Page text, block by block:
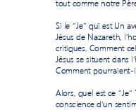
tout comme notre
Si le ‘’Je’’ qui est Un
Jésus de Nazareth,
critiques. Comment
Jésus se situent dans
Comment pourraient-
Alors, quel est ce ‘’Je’’
conscience d’un